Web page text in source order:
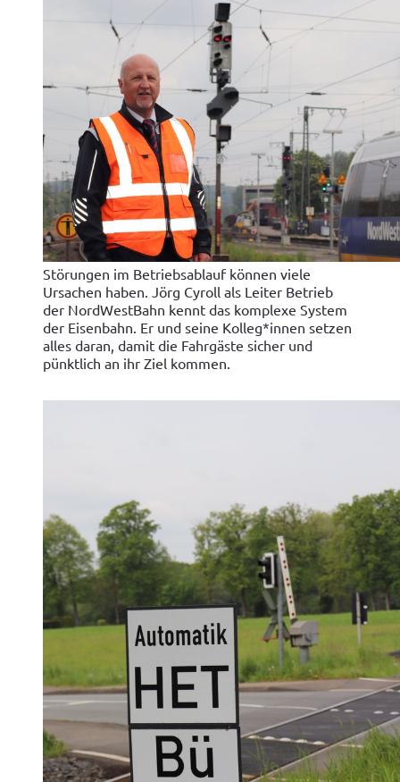
Störungen im Betriebsablauf können viele
Ursachen haben. Jörg Cyroll als Leiter Betrieb
der NordWestBahn kennt das komplexe System
der Eisenbahn. Er und seine Kolleg*innen setzen
alles daran, damit die Fahrgäste sicher und
pünktlich an ihr Ziel kommen.